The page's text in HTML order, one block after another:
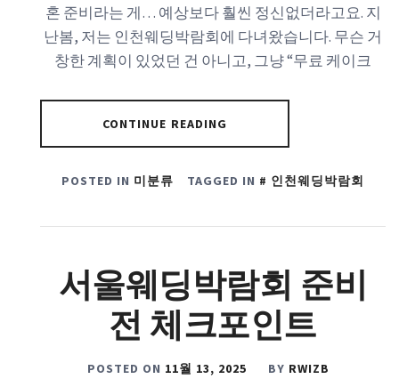
혼 준비라는 게… 예상보다 훨씬 정신없더라고요. 지
난봄, 저는 인천웨딩박람회에 다녀왔습니다. 무슨 거
창한 계획이 있었던 건 아니고, 그냥 “무료 케이크
CONTINUE READING
POSTED IN 미분류 TAGGED IN 인천웨딩박람회
서울웨딩박람회 준비
전 체크포인트
POSTED ON 11월 13, 2025 BY RWIZB